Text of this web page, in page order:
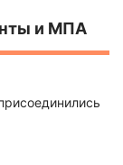
и МПА